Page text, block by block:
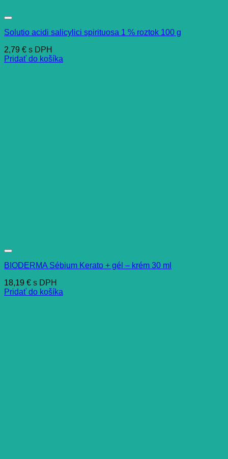
Solutio acidi salicylici spirituosa 1 % roztok 100 g
2,79 € s DPH
Pridať do košíka
BIODERMA Sébium Kerato + gél – krém 30 ml
18,19 € s DPH
Pridať do košíka